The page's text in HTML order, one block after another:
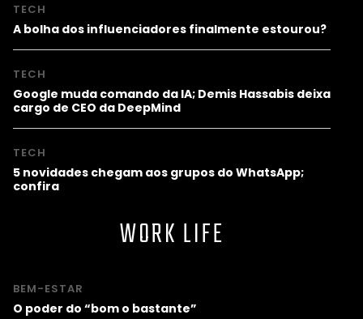
TECH
A bolha dos influenciadores finalmente estourou?
TECH
Google muda comando da IA; Demis Hassabis deixa
cargo de CEO da DeepMind
TECH
5 novidades chegam aos grupos do WhatsApp;
confira
WORK LIFE
BEM-ESTAR
O poder do “bom o bastante”